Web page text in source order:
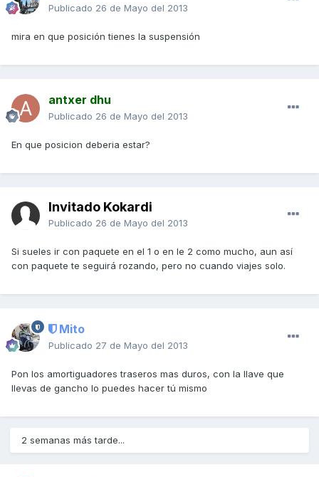
Publicado 26 de Mayo del 2013
mira en que posición tienes la suspensión
antxer dhu
Publicado 26 de Mayo del 2013
En que posicion deberia estar?
Invitado Kokardi
Publicado 26 de Mayo del 2013
Si sueles ir con paquete en el 1 o en le 2 como mucho, aun así
con paquete te seguirá rozando, pero no cuando viajes solo.
Mito
Publicado 27 de Mayo del 2013
Pon los amortiguadores traseros mas duros, con la llave que
llevas de gancho lo puedes hacer tú mismo
2 semanas más tarde...